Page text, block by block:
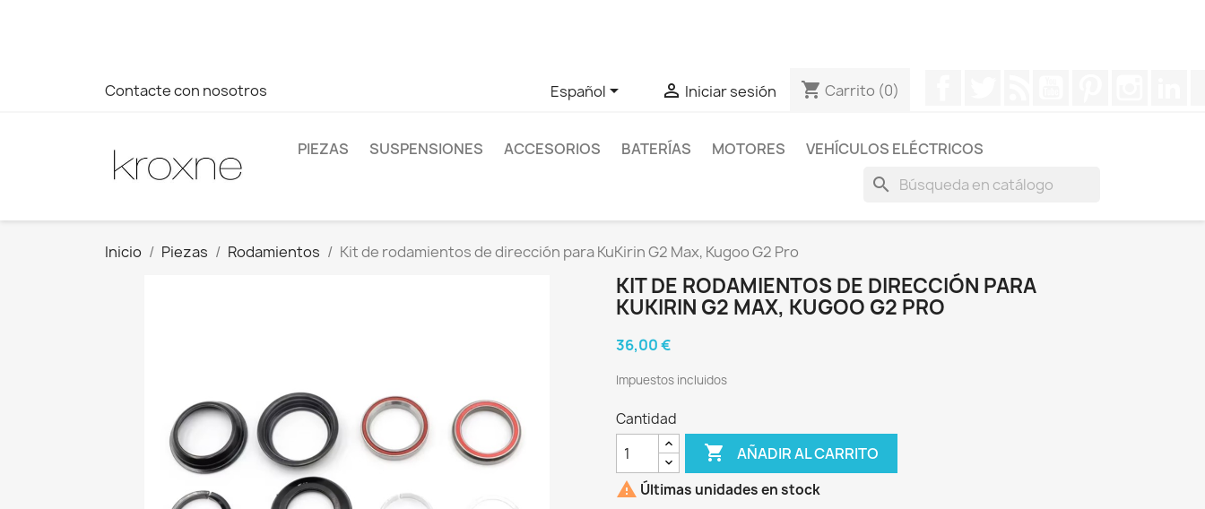
Contacte con nosotros Español  Iniciar sesión shopping_cart Carrito (0)
PIEZAS SUSPENSIONES ACCESORIOS BATERÍAS MOTORES VEHÍCULOS ELÉCTRICOS
search
Inicio Piezas Rodamientos Kit de rodamientos de dirección para KuKirin G2 Max, Kugoo G2 Pro
KIT DE RODAMIENTOS DE DIRECCIÓN PARA
KUKIRIN G2 MAX, KUGOO G2 PRO
36,00 €
Impuestos incluidos
Cantidad
 AÑADIR AL CARRITO
 Últimas unidades en stock